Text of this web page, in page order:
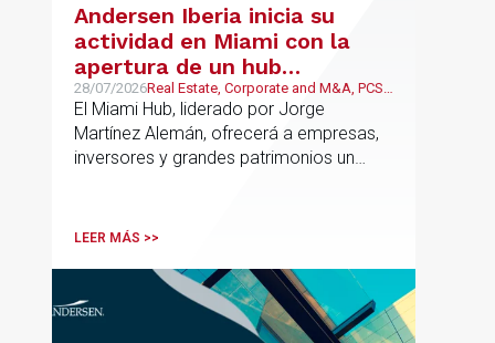
Andersen Iberia inicia su
actividad en Miami con la
apertura de un hub
estratégico para reforzar el
asesoramiento fiscal, legal y
patrimonial conectando
Europa y Latinoamérica
28/07/2026Real Estate, Corporate and M&A, PCS,
Wealth Management & Family
Business
El Miami Hub, liderado por Jorge
Martínez Alemán, ofrecerá a empresas,
inversores y grandes patrimonios un
Latinoamérica y otros mercados
LEER MÁS >>